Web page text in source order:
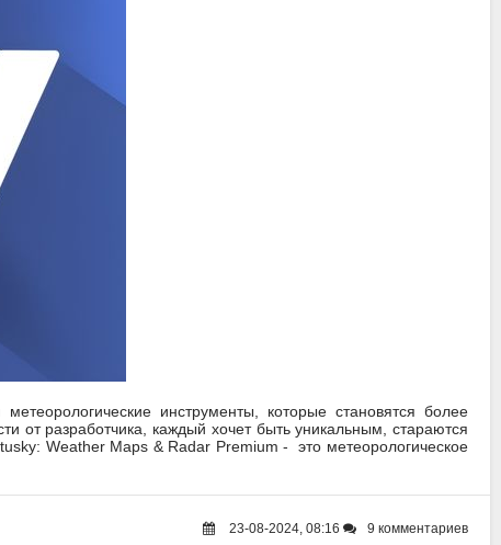
инструменты, которые становятся более
от разработчика, каждый хочет быть уникальным, стараются
Weather Maps & Radar Premium - это метеорологическое
23-08-2024, 08:16 9 комментариев